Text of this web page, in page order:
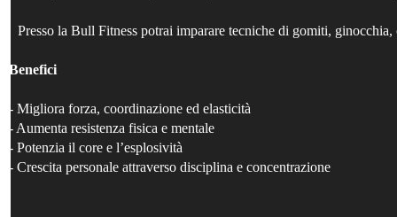
Presso la Bull Fitness potrai imparare tecniche di gomiti,
Benefici
- Migliora forza, coordinazione ed elasticità
- Aumenta resistenza fisica e mentale
- Potenzia il core e l’esplosività
- Crescita personale attraverso disciplina e concentrazione